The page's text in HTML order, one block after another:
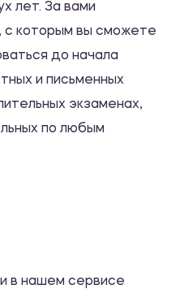
лет. За вами
с которым вы сможете
до начала
и письменных
экзаменах,
по любым
в нашем сервисе